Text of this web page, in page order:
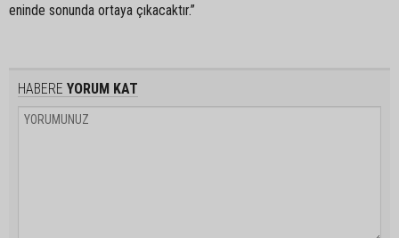
eninde sonunda ortaya çıkacaktır.”
HABERE YORUM KAT